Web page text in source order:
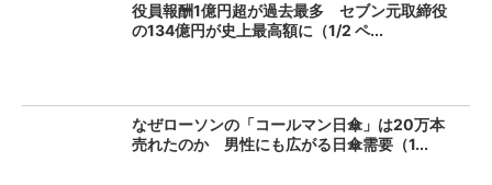
役員報酬1億円超が過去最多 セブン元取締役
の134億円が史上最高額に（1/2 ペ...
なぜローソンの「コールマン日傘」は20万本
売れたのか 男性にも広がる日傘需要（1...